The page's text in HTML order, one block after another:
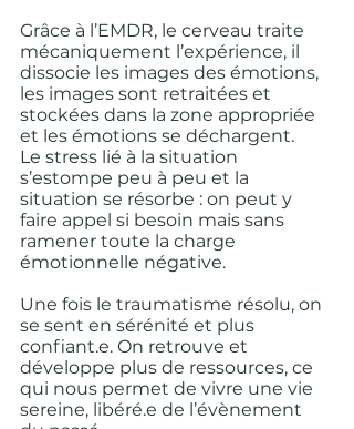
Grâce à l’EMDR, le cerveau traite
mécaniquement l’expérience, il
dissocie les images des émotions,
les images sont retraitées et
stockées dans la zone appropriée
et les émotions se déchargent.
Le stress lié à la situation
s’estompe peu à peu et la
situation se résorbe : on peut y
faire appel si besoin mais sans
ramener toute la charge
émotionnelle négative.
Une fois le traumatisme résolu, on
se sent en sérénité et plus
confiant.e. On retrouve et
développe plus de ressources, ce
qui nous permet de vivre une vie
sereine, libéré.e de l’évènement